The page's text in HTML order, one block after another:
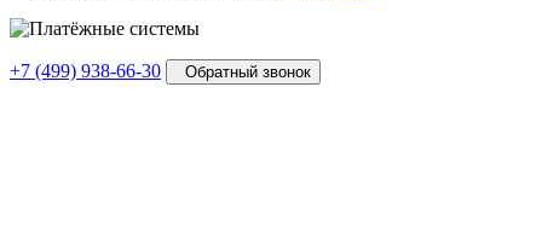
+7 (499) 938-66-30 Обратный звонок